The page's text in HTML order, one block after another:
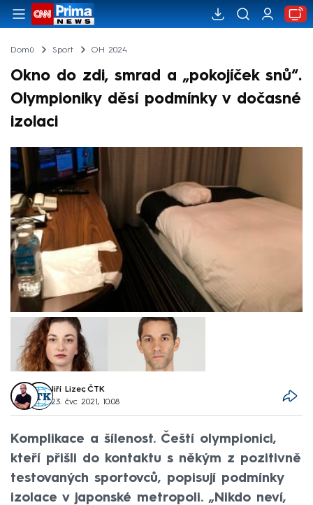
Domů Sport OH 2024
Okno do zdi, smrad a „pokojíček snů“.
Olympioniky děsí podmínky v dočasné
izolaci
Jiří Lizec, ČTK
23. čvc 2021, 10:08
Komplikace a šílenost. Čeští olympionici,
kteří přišli do kontaktu s někým z pozitivně
testovaných sportovců, popisují podmínky
izolace v japonské metropoli. „Nikdo neví,